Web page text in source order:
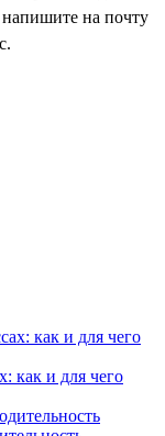
на почту
как и для чего